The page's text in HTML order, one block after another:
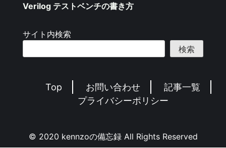
Verilog テストベンチの書き方
サイト内検索
検索
Top お問い合わせ
記事一覧
プライバシーポリシー
© 2020 kennzoの備忘録 All Rights Reserved